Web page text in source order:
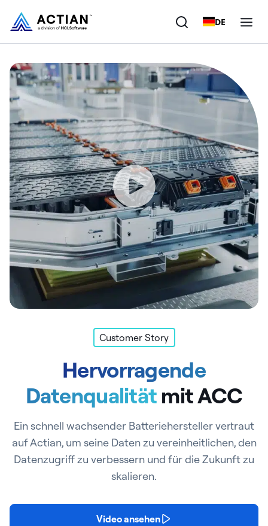
DE
Produkte
Lösungen
Kunden
Unternehmen
Ressourcen
Customer Story
Hervorragende
Datenqualität mit ACC
Ein schnell wachsender Batteriehersteller vertraut
auf Actian, um seine Daten zu vereinheitlichen, den
Datenzugriff zu verbessern und für die Zukunft zu
skalieren.
Video ansehen